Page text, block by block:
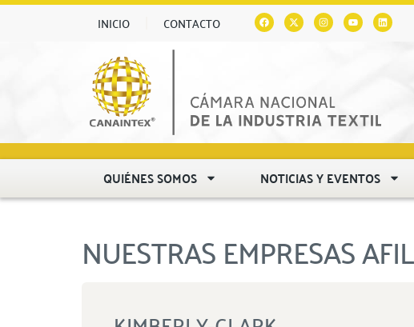
INICIO CONTACTO
QUIÉNES SOMOS NOTICIAS Y EVENTOS
NUESTRAS EMPRESAS